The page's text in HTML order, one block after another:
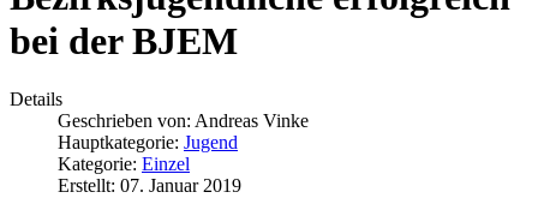
bei der BJEM
Details
Geschrieben von: Andreas Vinke
Hauptkategorie: Jugend
Kategorie: Einzel
Erstellt: 07. Januar 2019